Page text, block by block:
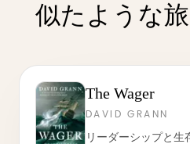
似たような
The Wager
DAVID GRANN
リーダーシップと生